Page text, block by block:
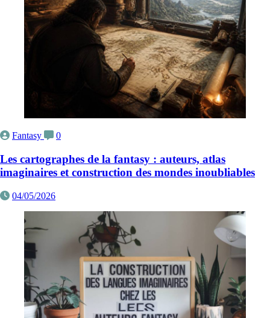
Fantasy 0
Les cartographes de la fantasy : auteurs, atlas
imaginaires et construction des mondes inoubliables
04/05/2026